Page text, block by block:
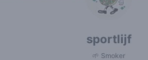
sportlijf
🌱 Smoker